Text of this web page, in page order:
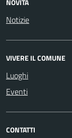
NOVITÀ
Notizie
VIVERE IL COMUNE
Luoghi
Eventi
CONTATTI